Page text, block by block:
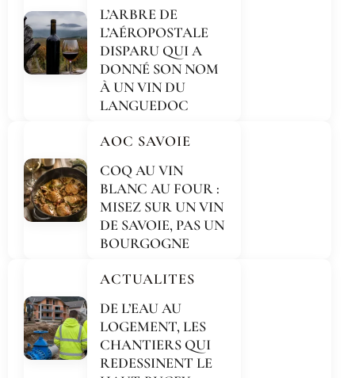
L’ARBRE DE
L’AÉROPOSTALE
DISPARU QUI A
DONNÉ SON NOM
À UN VIN DU
LANGUEDOC
AOC SAVOIE
COQ AU VIN
BLANC AU FOUR :
MISEZ SUR UN VIN
DE SAVOIE, PAS UN
BOURGOGNE
ACTUALITES
DE L’EAU AU
LOGEMENT, LES
CHANTIERS QUI
REDESSINENT LE